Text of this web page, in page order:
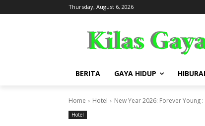
Thursday, August 6, 2026
BERITA GAYA HIDUP
Home Hotel New Year 2026: Forever Young
Hotel